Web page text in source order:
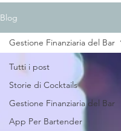
Blog
Tutti i post
Storie di Cocktails
Gestione Finanziaria del Bar
App Per Bartender
Gestione Finanziaria del Bar